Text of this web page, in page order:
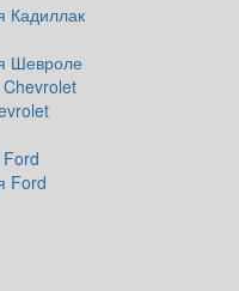
Кадиллак
Шевроле
Ford